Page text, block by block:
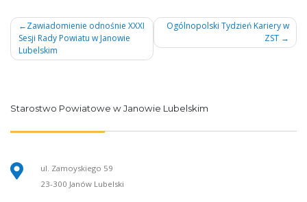
Nawigacja
wpisu
Zawiadomienie odnośnie XXXI
Sesji Rady Powiatu w Janowie
Lubelskim
Ogólnopolski Tydzień Kariery w
ZST
Starostwo Powiatowe w Janowie Lubelskim
ul. Zamoyskiego 59
23-300 Janów Lubelski